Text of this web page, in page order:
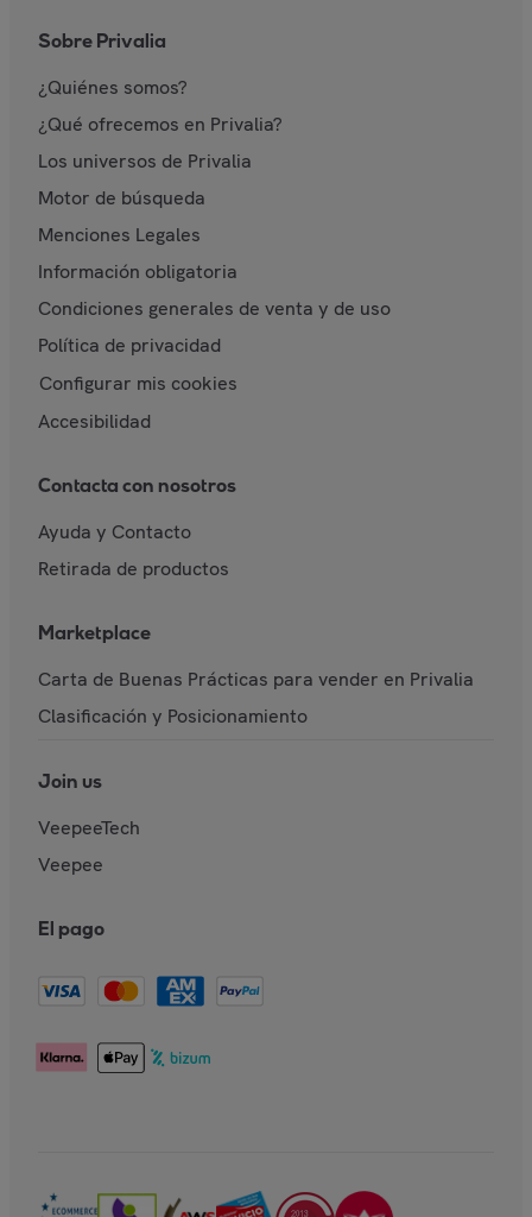
Sobre Privalia
¿Quiénes somos?
¿Qué ofrecemos en Privalia?
Los universos de Privalia
Motor de búsqueda
Menciones Legales
Información obligatoria
Condiciones generales de venta y de uso
Política de privacidad
Configurar mis cookies
Accesibilidad
Contacta con nosotros
Ayuda y Contacto
Retirada de productos
Marketplace
Carta de Buenas Prácticas para vender en Privalia
Clasificación y Posicionamiento
Join us
VeepeeTech
Veepee
El pago